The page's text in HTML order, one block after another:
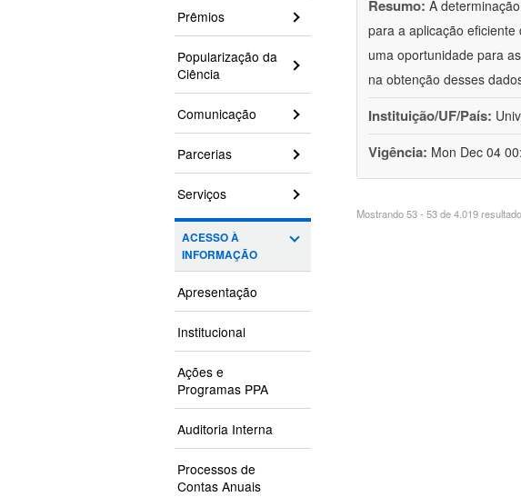
Prêmios
Popularização da
Ciência
Comunicação
Parcerias
Serviços
ACESSO À
INFORMAÇÃO
Apresentação
Institucional
Ações e
Programas PPA
Auditoria Interna
Processos de
Contas Anuais
Resumo: A
para a aplicação
uma oportunidade para
na obtenção desses
Instituição/UF/País:
Vigência: Mon Dec 04
Mostrando 53 - 53 de 4.019